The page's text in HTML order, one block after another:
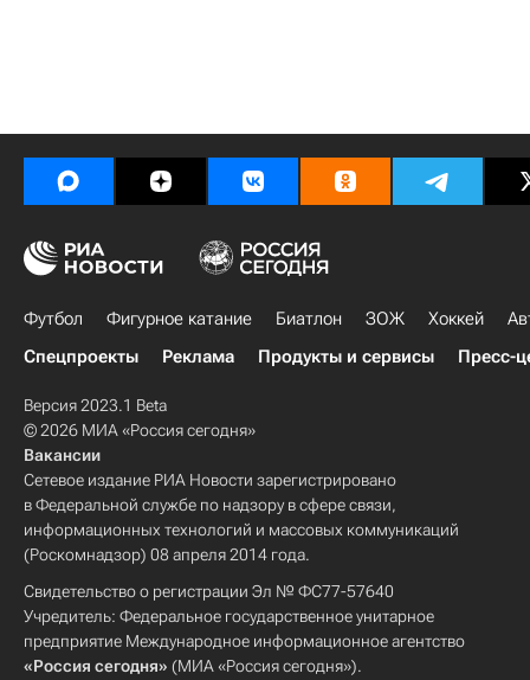
Футбол Фигурное катание Биатлон ЗОЖ Хоккей
Спецпроекты
Реклама Продукты и сервисы Пресс-
Версия 2023.1 Beta
© 2026 МИА «Россия сегодня»
Вакансии
Сетевое издание РИА Новости зарегистрировано
в Федеральной службе по надзору в сфере связи,
информационных технологий и массовых коммуникаций
(Роскомнадзор) 08 апреля 2014 года.
Свидетельство о регистрации Эл № ФС77-57640
Учредитель: Федеральное государственное унитарное
предприятие Международное информационное агентство
«Россия сегодня» (МИА «Россия сегодня»).